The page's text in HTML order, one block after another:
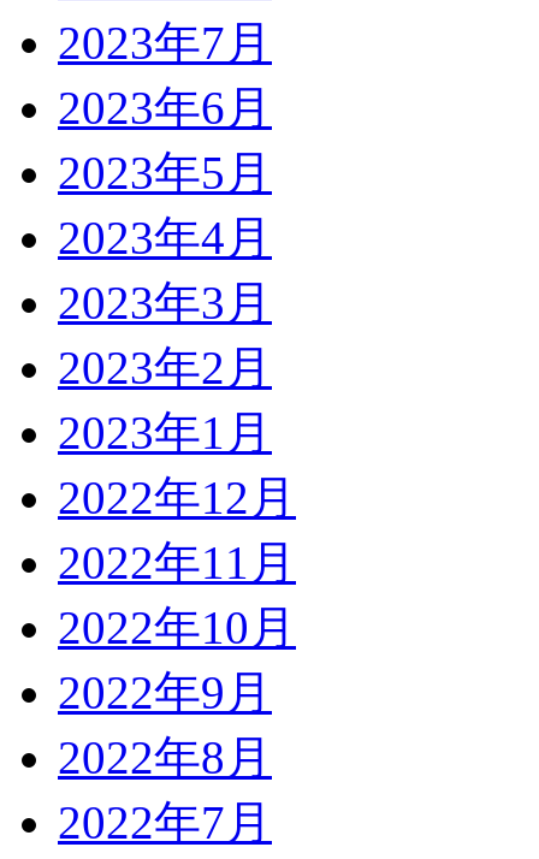
2023年7月
2023年6月
2023年5月
2023年4月
2023年3月
2023年2月
2023年1月
2022年12月
2022年11月
2022年10月
2022年9月
2022年8月
2022年7月